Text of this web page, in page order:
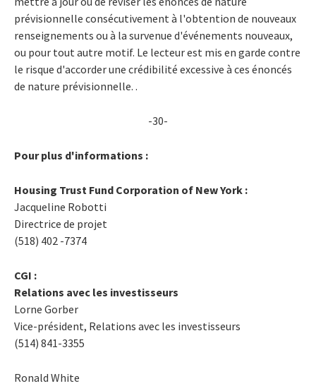
prévisionnelle consécutivement à l'obtention de nouveaux
renseignements ou à la survenue d'événements nouveaux,
ou pour tout autre motif. Le lecteur est mis en garde contre
le risque d'accorder une crédibilité excessive à ces énoncés
de nature prévisionnelle. .
-30-
Pour plus d'informations :
Housing Trust Fund Corporation of New York :
Jacqueline Robotti
Directrice de projet
(518) 402 -7374
CGI :
Relations avec les investisseurs
Lorne Gorber
Vice-président, Relations avec les investisseurs
(514) 841-3355
Ronald White